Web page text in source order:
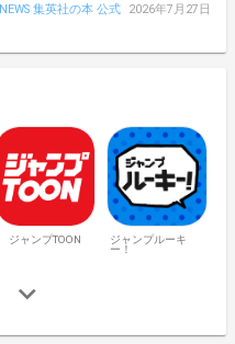
NEWS 集英社の本 公式
2026年7月27日
ジャンプTOON
ジャンプルーキ
ー！